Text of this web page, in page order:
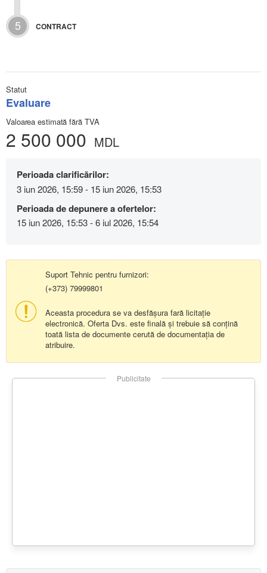
5 CONTRACT
Statut
Evaluare
Valoarea estimată fără TVA
2 500 000 MDL
Perioada clarificărilor:
3 iun 2026, 15:59 - 15 iun 2026, 15:53
Perioada de depunere a ofertelor:
15 iun 2026, 15:53 - 6 iul 2026, 15:54
Suport Tehnic pentru furnizori:
(+373) 79999801
Aceasta procedura se va desfășura fară licitație
electronică. Oferta Dvs. este finală și trebuie să conțină
toată lista de documente cerută de documentația de
atribuire.
Publicitate